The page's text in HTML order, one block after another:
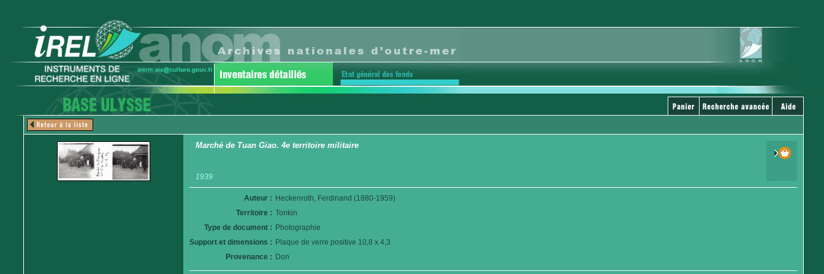
Marché de Tuan Giao. 4e territoire militaire
1939
Auteur : Heckenroth, Ferdinand (1880-1959)
Territoire : Tonkin
Type de document : Photographie
Support et dimensions : Plaque de verre positive 10,8 x 4,3
Provenance : Don